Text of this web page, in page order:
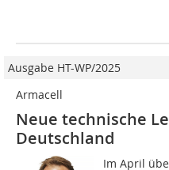
Ausgabe HT-WP/2025
Armacell
Neue technische
Deutschland
Im April